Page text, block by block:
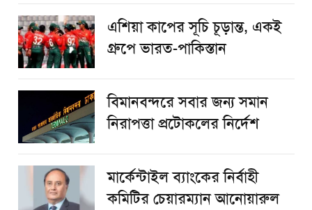
এশিয়া কাপের সূচি চূড়ান্ত, একই
গ্রুপে ভারত-পাকিস্তান
বিমানবন্দরে সবার জন্য সমান
নিরাপত্তা প্রটোকলের নির্দেশ
মার্কেন্টাইল ব্যাংকের নির্বাহী
কমিটির চেয়ারম্যান আনোয়ারুল